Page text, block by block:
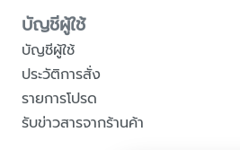
บัญชีผู้ใช้
บัญชีผู้ใช้
ประวัติการสั่ง
รายการโปรด
รับข่าวสารจากร้านค้า